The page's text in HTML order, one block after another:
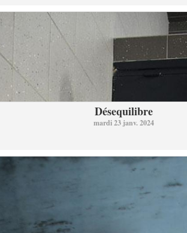
Désequilibre
mardi 23 janv. 2024